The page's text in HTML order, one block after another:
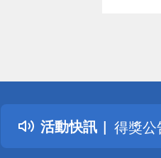
活動快訊
詐騙
得獎公
熱門話
銀行優